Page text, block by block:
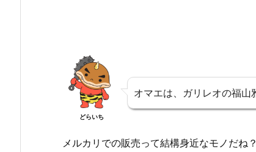
どらいち
オマエは、ガリレオの福山
メルカリでの販売って結構身近なモノだね？